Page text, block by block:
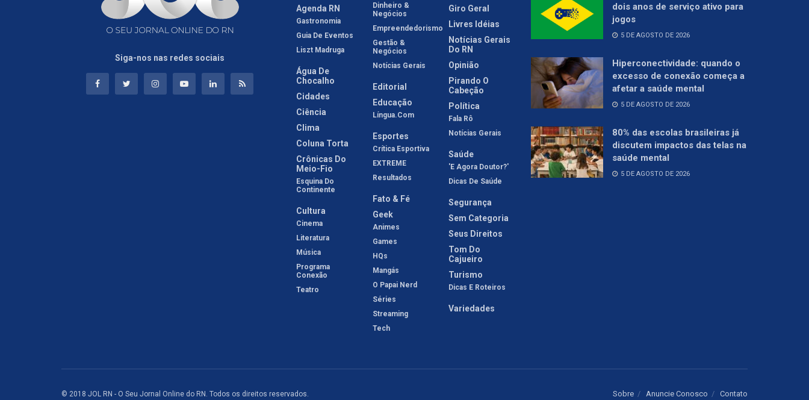
Siga-nos nas redes sociais
Agenda RN
Gastronomia
Guia De Eventos
Liszt Madruga
Água De
Chocalho
Cidades
Ciência
Clima
Coluna Torta
Crônicas Do
Meio-Fio
Esquina Do
Continente
Cultura
Cinema
Literatura
Música
Programa
Conexão
Teatro
Dinheiro &
Negócios
Empreendedorismo
Gestão &
Negócios
Notícias Gerais
Editorial
Educação
Língua.com
Esportes
Crítica Esportiva
EXTREME
Resultados
Fato & Fé
Geek
Animes
Games
HQs
Mangás
O Papai Nerd
Séries
Streaming
Tech
Giro Geral
Livres Idéias
Notícias Gerais
Do RN
Opinião
Pirando O
Cabeção
Política
Fala Rô
Notícias Gerais
Saúde
'E Agora Doutor?'
Dicas De Saúde
Segurança
Sem Categoria
Seus Direitos
Tom Do
Cajueiro
Turismo
Dicas E Roteiros
Variedades
dois anos de serviço ativo para
jogos
5 DE AGOSTO DE 2026
Hiperconectividade: quando o
excesso de conexão começa a
afetar a saúde mental
5 DE AGOSTO DE 2026
80% das escolas brasileiras já
discutem impactos das telas na
saúde mental
5 DE AGOSTO DE 2026
Sobre Anuncie Conosco Contato
© 2018 JOL RN - O Seu Jornal Online do RN. Todos os direitos reservados.